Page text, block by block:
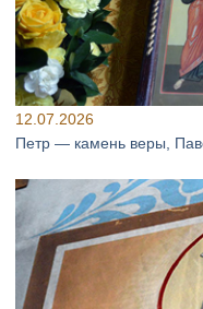
12.07.2026
Петр — камень веры,